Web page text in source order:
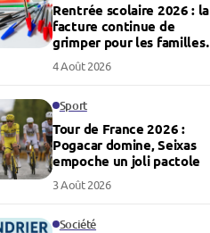
Rentrée scolaire 2026 : la
facture continue de
grimper pour les familles
françaises
4 Août 2026
Sport
Tour de France 2026 :
Pogacar domine, Seixas
empoche un joli pactole
3 Août 2026
Société